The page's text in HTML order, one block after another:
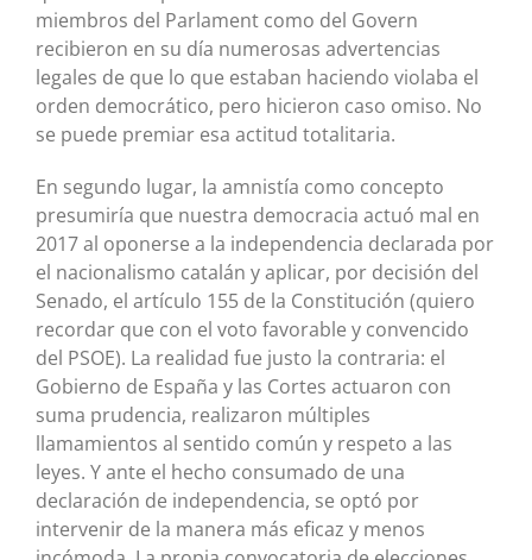
miembros del Parlament como del Govern
recibieron en su día numerosas advertencias
legales de que lo que estaban haciendo violaba el
orden democrático, pero hicieron caso omiso. No
se puede premiar esa actitud totalitaria.
En segundo lugar, la amnistía como concepto
presumiría que nuestra democracia actuó mal en
2017 al oponerse a la independencia declarada por
el nacionalismo catalán y aplicar, por decisión del
Senado, el artículo 155 de la Constitución (quiero
recordar que con el voto favorable y convencido
del PSOE). La realidad fue justo la contraria: el
Gobierno de España y las Cortes actuaron con
suma prudencia, realizaron múltiples
llamamientos al sentido común y respeto a las
leyes. Y ante el hecho consumado de una
declaración de independencia, se optó por
intervenir de la manera más eficaz y menos